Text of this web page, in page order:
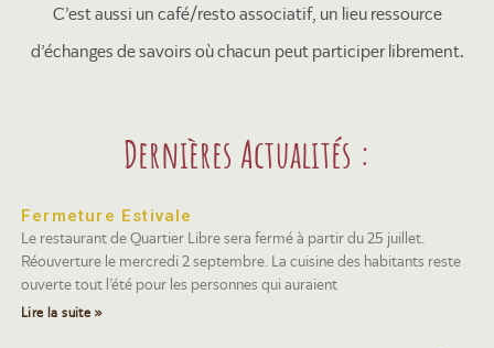
C’est aussi un café/resto associatif, un lieu ressource
d’échanges de savoirs où chacun peut participer librement.
Dernières Actualités :
Fermeture Estivale
Le restaurant de Quartier Libre sera fermé à partir du 25 juillet.
Réouverture le mercredi 2 septembre. La cuisine des habitants reste
ouverte tout l’été pour les personnes qui auraient
Lire la suite »